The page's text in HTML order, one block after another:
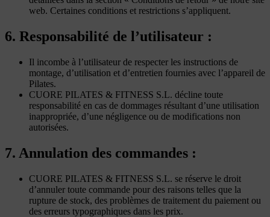
web. Certaines conditions et restrictions s’appliquent.
6. Responsabilité de l’utilisateur :
Il incombe à l’utilisateur de respecter les instructions de
montage, d’utilisation et d’entretien fournies avec l’appareil de
Pilates.
CUORE PILATES & FITNESS S.L. décline toute
responsabilité en cas de dommages résultant d’une utilisation
inappropriée, d’une négligence ou de modifications non
autorisées.
7. Annulation des commandes :
CUORE PILATES & FITNESS S.L. se réserve le droit
d’annuler toute commande pour des raisons telles que la
rupture de stock, des problèmes de traitement du paiement ou
des erreurs typographiques dans les prix.